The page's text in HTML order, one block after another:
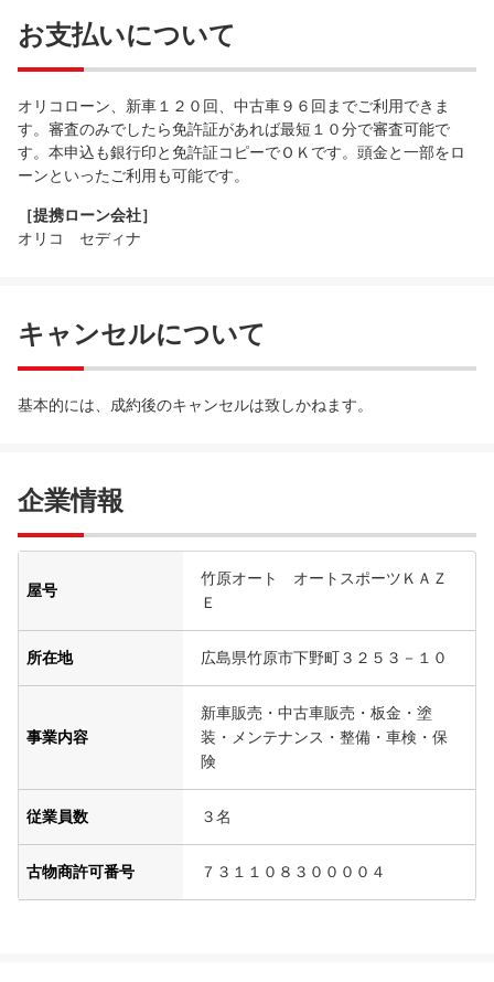
お支払いについて
オリコローン、新車１２０回、中古車９６回までご利用できま
す。審査のみでしたら免許証があれば最短１０分で審査可能で
す。本申込も銀行印と免許証コピーでＯＫです。頭金と一部をロ
ーンといったご利用も可能です。
［提携ローン会社］
オリコ セディナ
キャンセルについて
基本的には、成約後のキャンセルは致しかねます。
企業情報
屋号
竹原オート オートスポーツＫＡＺ
Ｅ
所在地 広島県竹原市下野町３２５３－１０
事業内容
新車販売・中古車販売・板金・塗
装・メンテナンス・整備・車検・保
険
従業員数 ３名
古物商許可番号 ７３１１０８３００００４